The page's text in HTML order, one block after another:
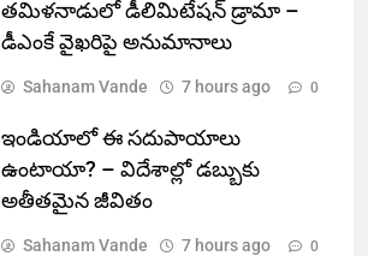
తమిళనాడులో డీలిమిటేషన్ డ్రామా –
డీఎంకే వైఖరిపై అనుమానాలు
Sahanam Vande 7 hours ago 0
ఇండియాలో‌ ఈ సదుపాయాలు
ఉంటాయా? – విదేశాల్లో డబ్బుకు
అతీతమైన జీవితం
Sahanam Vande 7 hours ago 0